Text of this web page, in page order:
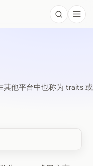
Search
其他平台中也称为 traits 或